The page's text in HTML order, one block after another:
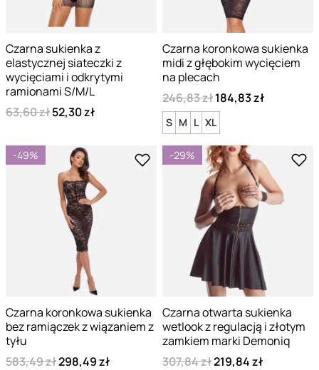
Czarna sukienka z
elastycznej siateczki z
wycięciami i odkrytymi
ramionami S/M/L
63,60 zł52,30 zł
Czarna koronkowa sukienka
midi z głębokim wycięciem
na plecach
246,83 zł184,83 zł
S M L XL
-49%
Czarna koronkowa sukienka
bez ramiączek z wiązaniem z
tyłu
583,49 zł298,49 zł
-29%
Czarna otwarta sukienka
wetlook z regulacją i złotym
zamkiem marki Demoniq
307,84 zł219,84 zł